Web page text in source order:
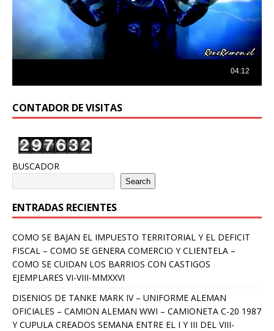
CONTADOR DE VISITAS
BUSCADOR
Search
ENTRADAS RECIENTES
COMO SE BAJAN EL IMPUESTO TERRITORIAL Y EL DEFICIT
FISCAL – COMO SE GENERA COMERCIO Y CLIENTELA –
COMO SE CUIDAN LOS BARRIOS CON CASTIGOS
EJEMPLARES VI-VIII-MMXXVI
DISENIOS DE TANKE MARK IV – UNIFORME ALEMAN
OFICIALES – CAMION ALEMAN WWI – CAMIONETA C-20 1987
Y CUPULA CREADOS SEMANA ENTRE EL I Y III DEL VIII-